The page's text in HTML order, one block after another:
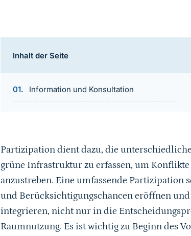
Inhalt der Seite
Information und Konsultation
Partizipation dient dazu, die
grüne Infrastruktur zu erfassen, um
anzustreben. Eine umfassende
und Berücksichtigungschancen eröffnen
integrieren, nicht nur in die
Raumnutzung. Es ist wichtig zu Beginn des